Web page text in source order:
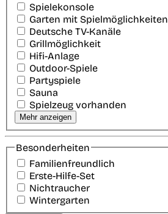
Spielekonsole
Garten mit Spielmöglichkeiten
Deutsche TV-Kanäle
Grillmöglichkeit
Hifi-Anlage
Outdoor-Spiele
Partyspiele
Sauna
Spielzeug vorhanden
Mehr anzeigen
Besonderheiten
Familienfreundlich
Erste-Hilfe-Set
Nichtraucher
Wintergarten